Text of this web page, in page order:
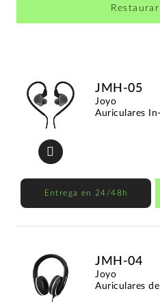
JMH-05
Joyo
Auriculares
Entrega en 24/48h
JMH-04
Joyo
Auriculares